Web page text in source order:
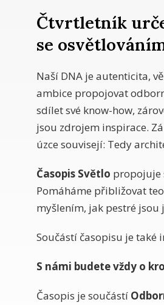
Čtvrtletník
se
Naší DNA je autenticita,
ambice propojovat
sdílet své know-how,
jsou zdrojem inspirace.
úzce souvisejí: Tedy
Časopis Světlo propojuje
Pomáháme přibližovat
myšlením, jak pestré jsou
Součástí časopisu je také
S námi budete vždy o
Časopis je součástí